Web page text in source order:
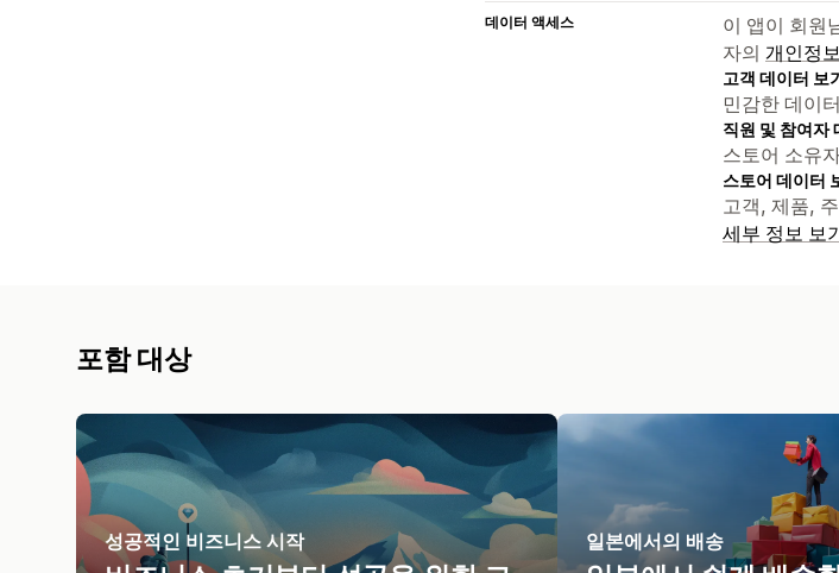
데이터 액세스
이 앱이 회원
자의 개인정
고객 데이터 보
민감한 데이
직원 및 참여자
스토어 소유
스토어 데이터
고객, 제품,
세부 정보 보
포함 대상
성공적인 비즈니스 시작 일본에서의 배송